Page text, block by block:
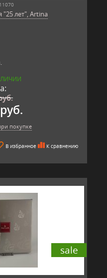
"25 лет", Artina
покупке
В избранное К сравнению
sale